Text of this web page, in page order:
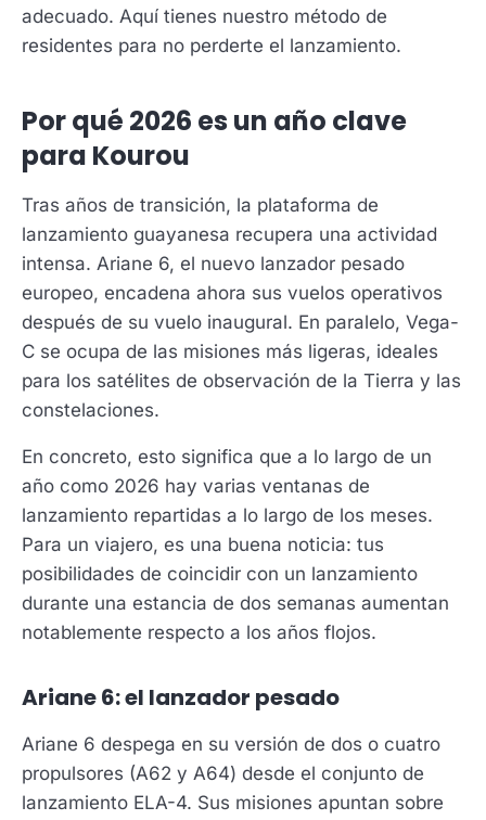
adecuado. Aquí tienes nuestro método de
residentes para no perderte el lanzamiento.
Por qué 2026 es un año clave
para Kourou
Tras años de transición, la plataforma de
lanzamiento guayanesa recupera una actividad
intensa. Ariane 6, el nuevo lanzador pesado
europeo, encadena ahora sus vuelos operativos
después de su vuelo inaugural. En paralelo, Vega-
C se ocupa de las misiones más ligeras, ideales
para los satélites de observación de la Tierra y las
constelaciones.
En concreto, esto significa que a lo largo de un
año como 2026 hay varias ventanas de
lanzamiento repartidas a lo largo de los meses.
Para un viajero, es una buena noticia: tus
posibilidades de coincidir con un lanzamiento
durante una estancia de dos semanas aumentan
notablemente respecto a los años flojos.
Ariane 6: el lanzador pesado
Ariane 6 despega en su versión de dos o cuatro
propulsores (A62 y A64) desde el conjunto de
lanzamiento ELA-4. Sus misiones apuntan sobre